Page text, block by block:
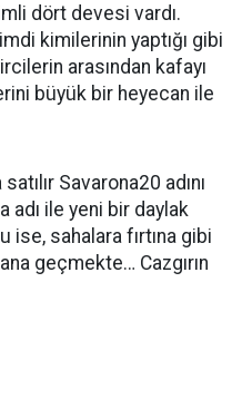
dört devesi vardı.
kimilerinin yaptığı gibi
arasından kafayı
büyük bir heyecan ile
Savarona20 adını
adı ile yeni bir daylak
sahalara fırtına gibi
geçmekte… Cazgırın